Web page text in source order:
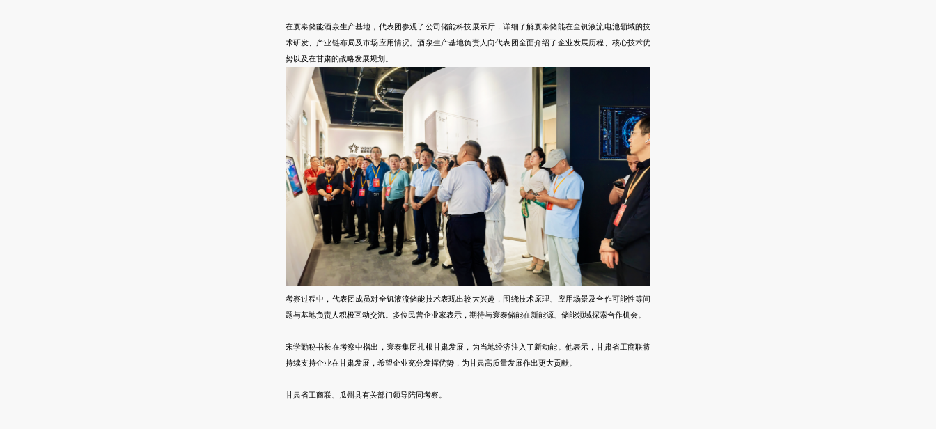
在寰泰储能酒泉生产基地，代表团参观了公司储能科技展示厅，详细了解寰泰储能在全钒液流电池领域的技
术研发、产业链布局及市场应用情况。酒泉生产基地负责人向代表团全面介绍了企业发展历程、核心技术优
势以及在甘肃的战略发展规划。
考察过程中，代表团成员对全钒液流储能技术表现出较大兴趣，围绕技术原理、应用场景及合作可能性等问
题与基地负责人积极互动交流。多位民营企业家表示，期待与寰泰储能在新能源、储能领域探索合作机会。
宋学勤秘书长在考察中指出，寰泰集团扎根甘肃发展，为当地经济注入了新动能。他表示，甘肃省工商联将
持续支持企业在甘肃发展，希望企业充分发挥优势，为甘肃高质量发展作出更大贡献。
甘肃省工商联、瓜州县有关部门领导陪同考察。